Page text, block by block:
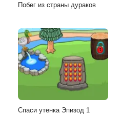
Побег из страны дураков
Спаси утенка Эпизод 1